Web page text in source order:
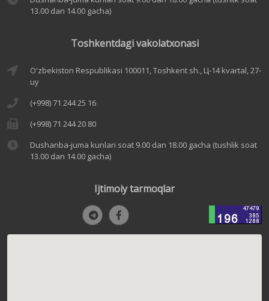
13.00 dan 14.00 gacha)
Toshkentdagi vakolatxonasi
O'zbekiston Respublikasi 100011, Toshkent sh., Ц-14 kvartal, 27-
uy
(+998) 71 244 25 16
(+998) 71 244 20 80
Dushanba-juma kunlari soat 9.00 dan 18.00 gacha (tushlik soat
13.00 dan 14.00 gacha)
Ijtimoiy tarmoqlar